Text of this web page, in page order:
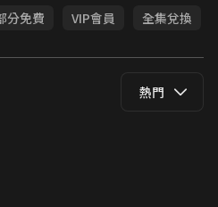
分免費 VIP會員 全集兌換
熱門